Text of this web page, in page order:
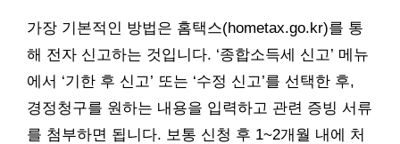
가장 기본적인 방법은 홈택스(hometax.go.kr)를 통
해 전자 신고하는 것입니다. ‘종합소득세 신고’ 메뉴
에서 ‘기한 후 신고’ 또는 ‘수정 신고’를 선택한 후,
경정청구를 원하는 내용을 입력하고 관련 증빙 서류
를 첨부하면 됩니다. 보통 신청 후 1~2개월 내에 처